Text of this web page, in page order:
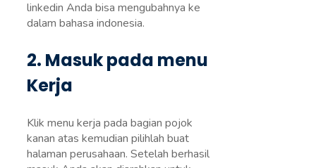
linkedin Anda bisa mengubahnya ke
dalam bahasa indonesia.
2. Masuk pada menu
Kerja
Klik menu kerja pada bagian pojok
kanan atas kemudian pilihlah buat
halaman perusahaan. Setelah berhasil